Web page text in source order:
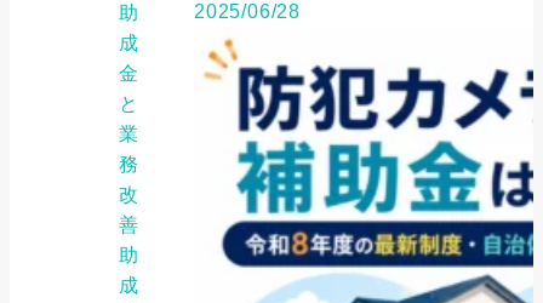
助
成
金
と
業
務
改
善
助
成
2025/06/28